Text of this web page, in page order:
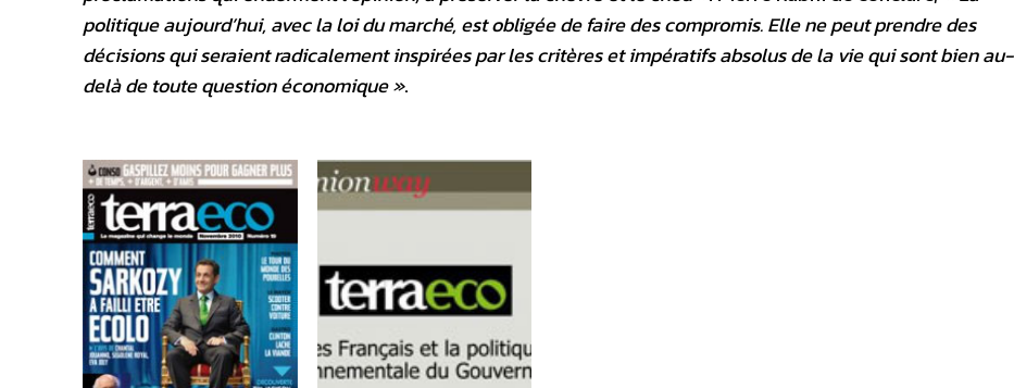
politique aujourd’hui, avec la loi du marché, est obligée de faire des compromis. Elle ne peut prendre des
décisions qui seraient radicalement inspirées par les critères et impératifs absolus de la vie qui sont bien au-
delà de toute question économique ».